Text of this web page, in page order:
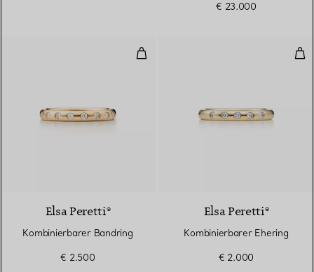
€ 23.000
Kombinierbarer Bandring
Elsa Peretti®
Kombinierbarer Bandring
€ 2.500
Elsa Peretti®
Kombinierbarer Ehering
€ 2.000